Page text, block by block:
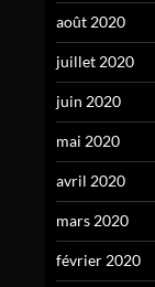
août 2020
juillet 2020
juin 2020
mai 2020
avril 2020
mars 2020
février 2020